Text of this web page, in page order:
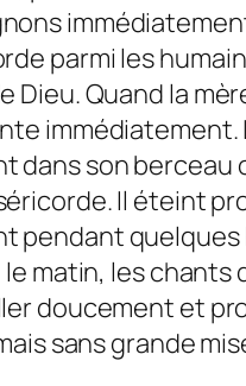
parmi les
Dieu. Quand la
immédiatement.
dans son berceau
Il éteint
pendant
le matin, les
doucement et
sans grande